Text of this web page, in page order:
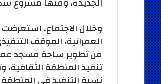
وخلال الاجتماع،
العمرانية، الموقف
من تطوير ساحة مسجد